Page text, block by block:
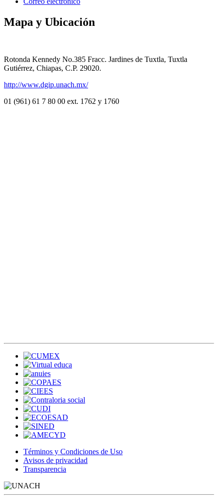
Mapa y Ubicación
Rotonda Kennedy No.385 Fracc. Jardines de Tuxtla, Tuxtla
Gutiérrez, Chiapas, C.P. 29020.
http://www.dgip.unach.mx/
01 (961) 61 7 80 00 ext. 1762 y 1760
Términos y Condiciones de Uso
Avisos de privacidad
Transparencia